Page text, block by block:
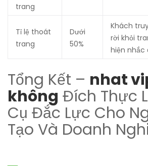
trang
Tỉ lệ thoát
trang
Dưới
50%
Khách
rời khỏi
hiện nhắc
Tổng Kết – nhat
không Đích Thực
Cụ Đắc Lực Cho
Tạo Và Doanh